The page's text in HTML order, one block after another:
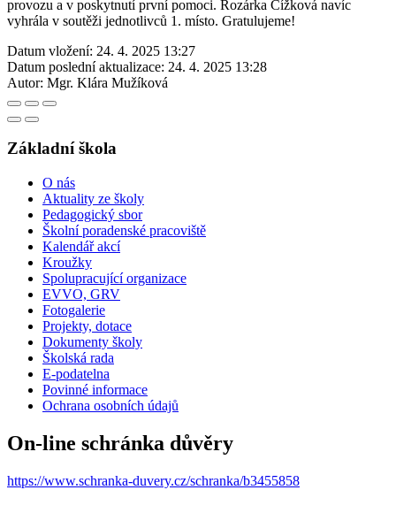
provozu a v poskytnutí první pomoci. Rozárka Čížková navíc
vyhrála v soutěži jednotlivců 1. místo. Gratulujeme!
Datum vložení: 24. 4. 2025 13:27
Datum poslední aktualizace: 24. 4. 2025 13:28
Autor: Mgr. Klára Mužíková
Základní škola
O nás
Aktuality ze školy
Pedagogický sbor
Školní poradenské pracoviště
Kalendář akcí
Kroužky
Spolupracující organizace
EVVO, GRV
Fotogalerie
Projekty, dotace
Dokumenty školy
Školská rada
E-podatelna
Povinné informace
Ochrana osobních údajů
On-line schránka důvěry
https://www.schranka-duvery.cz/schranka/b3455858